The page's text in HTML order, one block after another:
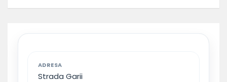
ADRESA
Strada Garii